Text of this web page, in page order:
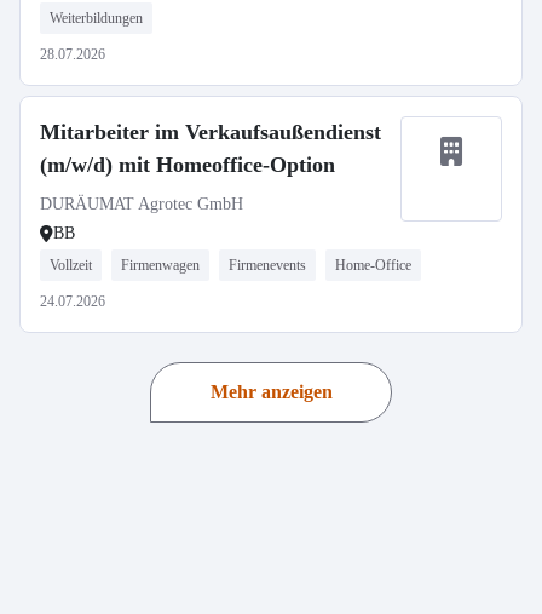
Weiterbildungen
28.07.2026
Mitarbeiter im Verkaufsaußendienst
(m/w/d) mit Homeoffice-Option
DURÄUMAT Agrotec GmbH
BB
Vollzeit Firmenwagen Firmenevents Home-Office
24.07.2026
Mehr anzeigen